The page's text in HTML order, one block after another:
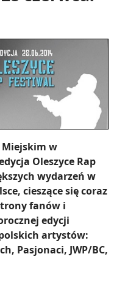
Miejskim w
Oleszyce Rap
wydarzeń w
cieszące się coraz
fanów i
edycji
artystów:
Pasjonaci, JWP/BC,